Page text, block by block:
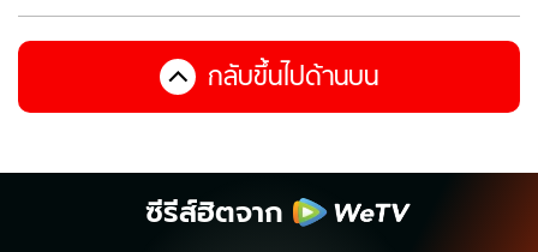
กลับขึ้นไปด้านบน
ซีรีส์ฮิตจาก